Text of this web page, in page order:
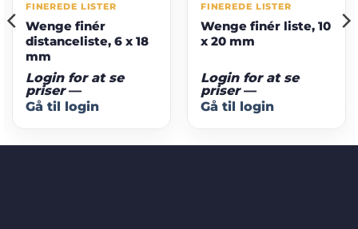
FINEREDE LISTER
Wenge finér
distanceliste, 6 x 18
mm
Login for at se
priser—
Gå til login
FINEREDE LISTER
Wenge finér liste, 10
x 20 mm
Login for at se
priser—
Gå til login